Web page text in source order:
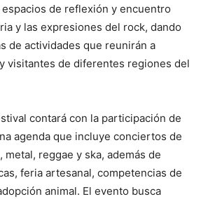
de reflexión y encuentro
y las expresiones del rock, dando
de actividades que reunirán a
visitantes de diferentes regiones del
contará con la participación de
agenda que incluye conciertos de
reggae y ska, además de
feria artesanal, competencias de
animal. El evento busca